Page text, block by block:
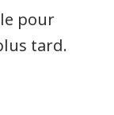
pour
tard.